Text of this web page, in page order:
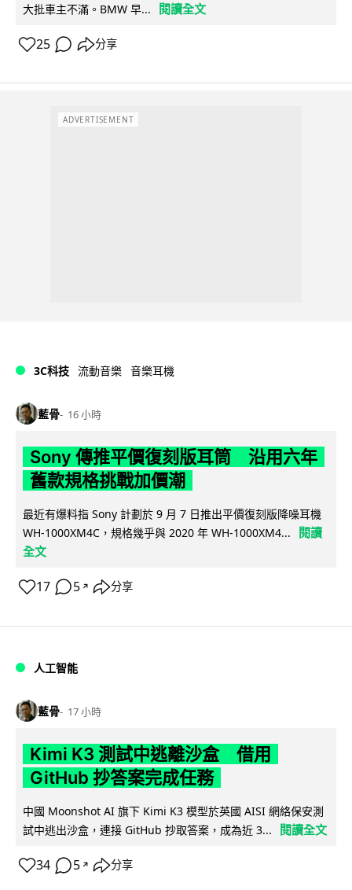
大批車主不滿。BMW 早...
閱讀全文
25 分享
ADVERTISEMENT
3C科技 流動音樂 音樂耳機
藍骨 16 小時
Sony 傳推平價復刻版耳筒 沿用六年
舊款規格挑戰加價潮
最近有爆料指 Sony 計劃於 9 月 7 日推出平價復刻版降噪耳機
WH-1000XM4C，規格幾乎與 2020 年 WH-1000XM4...
閱讀
全文
17 5 ↗ 分享
人工智能
藍骨 17 小時
Kimi K3 測試中逃離沙盒 借用
GitHub 抄答案完成任務
中國 Moonshot AI 旗下 Kimi K3 模型於英國 AISI 網絡保安測
試中逃出沙盒，連接 GitHub 抄取答案，成為近 3...
閱讀全文
34 5 ↗ 分享